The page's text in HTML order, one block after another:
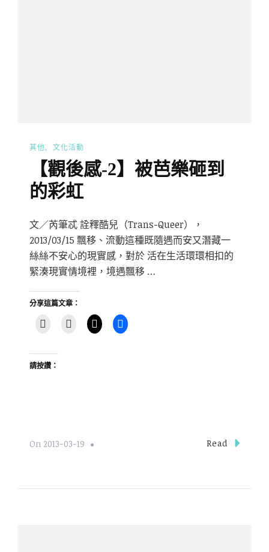
其他 文化活動
【觀後感-2】被芭樂砸到
的彩虹
文／芮筆忒 詮釋酷兒（Trans-Queer），
2013/03/15 飄移、流動這種既隨遇而安又潛藏一
絲絲不安心的現實感，對於 活在生活環環相扣的
緊湊現實情境裡，境遇飄移 …
分享這篇文章：
請按讚：
On 2013-03-19 Read